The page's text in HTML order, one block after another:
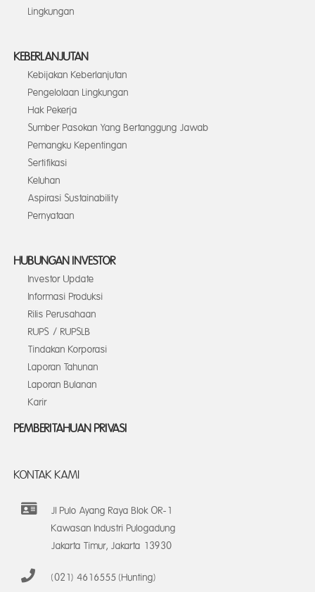
Lingkungan
KEBERLANJUTAN
Kebijakan Keberlanjutan
Pengelolaan Lingkungan
Hak Pekerja
Sumber Pasokan Yang Bertanggung Jawab
Pemangku Kepentingan
Sertifikasi
Keluhan
Aspirasi Sustainability
Pernyataan
HUBUNGAN INVESTOR
Investor Update
Informasi Produksi
Rilis Perusahaan
RUPS / RUPSLB
Tindakan Korporasi
Laporan Tahunan
Laporan Bulanan
Karir
PEMBERITAHUAN PRIVASI
KONTAK KAMI
Jl Pulo Ayang Raya Blok OR-1
Kawasan Industri Pulogadung
Jakarta Timur, Jakarta 13930
(021) 4616555 (Hunting)